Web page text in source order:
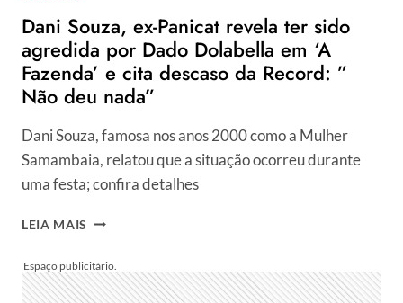
Dani Souza, ex-Panicat revela ter sido
agredida por Dado Dolabella em ‘A
Fazenda’ e cita descaso da Record: ”
Não deu nada”
Dani Souza, famosa nos anos 2000 como a Mulher
Samambaia, relatou que a situação ocorreu durante
uma festa; confira detalhes
LEIA MAIS DANI
PANICAT
REVELA